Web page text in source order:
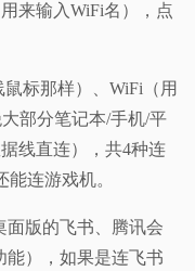
来输入WiFi名），点
标那样）、WiFi（用
部分笔记本/手机/平
线直连），共4种连
连游戏机。
面版的飞书、腾讯会
能），如果是连飞书